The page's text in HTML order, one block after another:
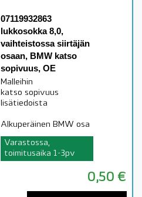
07119932863
lukkosokka 8,0,
vaihteistossa siirtäjän
osaan, BMW katso
sopivuus, OE
Malleihin
katso sopivuus
lisätiedoista
Alkuperäinen BMW osa
Varastossa,
toimitusaika 1-3pv
0,50 €